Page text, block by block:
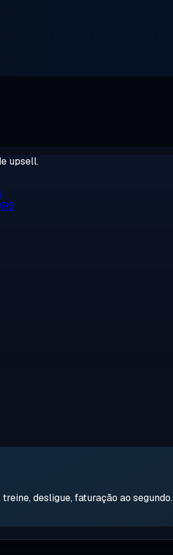
upsell.
desligue, faturação ao segundo.